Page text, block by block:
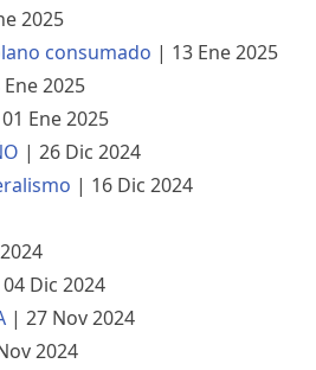
2025
consumado | 13 Ene 2025
Ene 2025
01 Ene 2025
| 26 Dic 2024
| 16 Dic 2024
04 Dic 2024
| 27 Nov 2024
2024